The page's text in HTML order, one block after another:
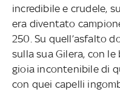
incredibile e crudele,
era diventato
250. Su quell’asfalto
sulla sua Gilera, con
gioia incontenibile di
con quei capelli